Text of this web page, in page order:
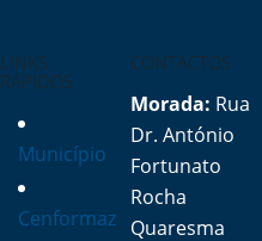
LINKS
RÁPIDOS
Município
Cenformaz
CONTACTOS
Morada: Rua
Dr. António
Fortunato
Rocha
Quaresma